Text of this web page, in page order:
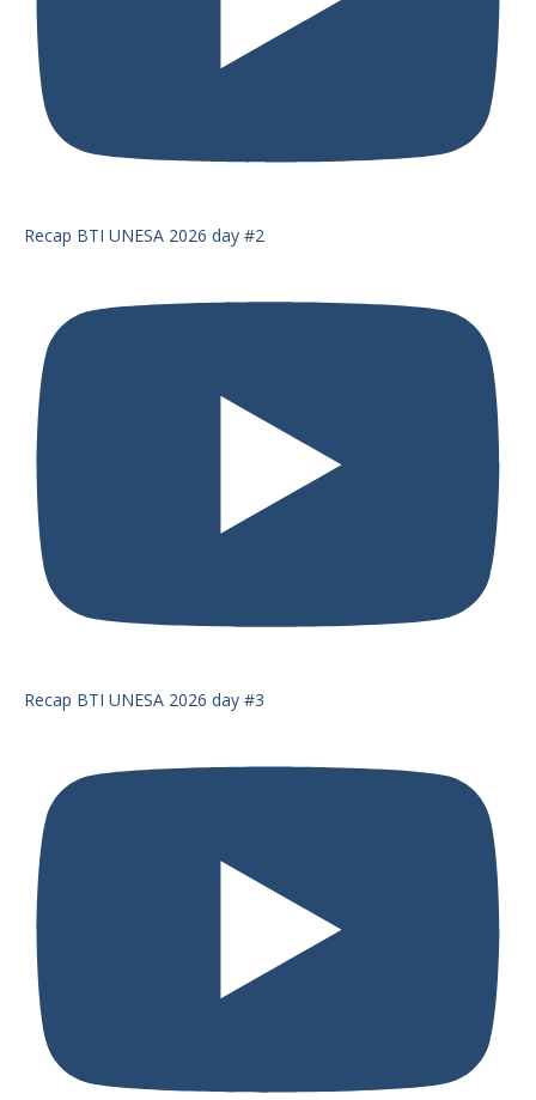
Recap BTI UNESA 2026 day #2
Recap BTI UNESA 2026 day #3